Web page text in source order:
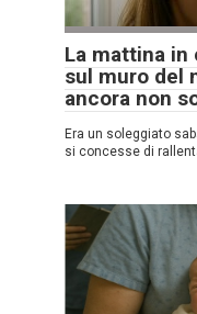
La mattina in
sul muro del
ancora non
Era un soleggiato
si concesse di